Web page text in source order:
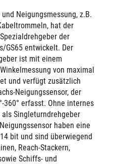
Neigungsmessung, z.B.
hat der
der
GS65 entwickelt. Der
ist mit einem
von maximal
und verfügt zusätzlich
Neigungssensor, der
360° erfasst. Ohne internes
Singleturndrehgeber
haben eine
bit und sind überwiegend
Reach-Stackern,
Schiffs- und